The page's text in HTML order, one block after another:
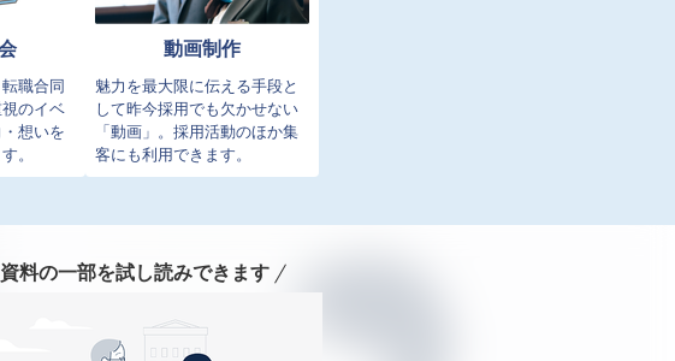
職合同
のイベ
想いを
。
動画制作
魅力を最大限に伝える手段と
して昨今採用でも欠かせない
「動画」。採用活動のほか集
客にも利用できます。
資料の一部を試し読みできます